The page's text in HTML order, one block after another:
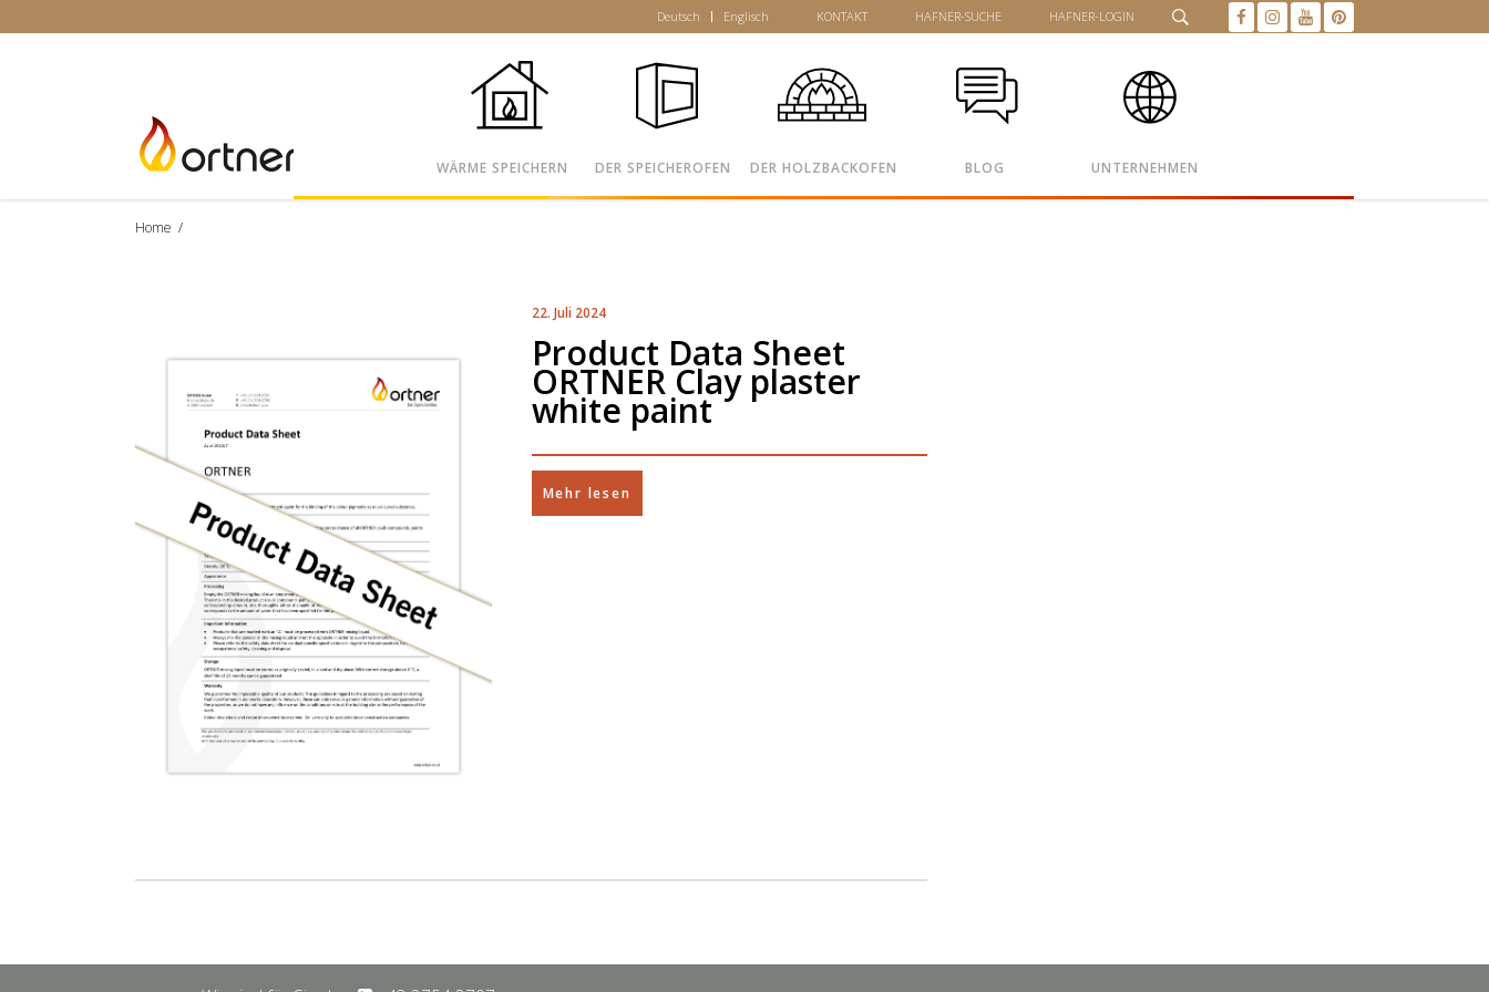
Deutsch Englisch KONTAKT HAFNER-SUCHE HAFNER-LOGIN
WÄRME SPEICHERN DER SPEICHEROFEN DER HOLZBACKOFEN BLOG UNTERNEHMEN
Home /
22. Juli 2024
Product Data Sheet
ORTNER Clay plaster
white paint
Mehr lesen